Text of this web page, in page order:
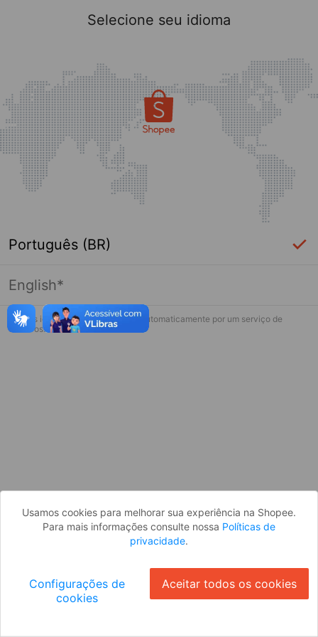
Página indisponível
Desculpe, algo deu errado. Faça login
Selecione seu idioma
Português (BR)
English*
* Esses idiomas serão traduzidos automaticamente por um serviço de
terceiros.
Usamos cookies para melhorar sua experiência na Shopee.
Para mais informações consulte nossa Políticas de
privacidade.
Configurações de
cookies
Aceitar todos os cookies